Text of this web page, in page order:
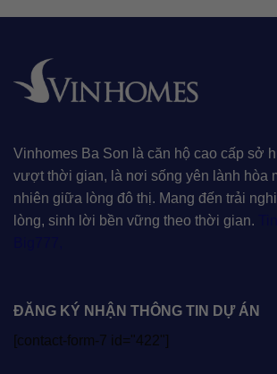
Vinhomes Ba Son là căn hộ cao cấp sở
vượt thời gian, là nơi sống yên lành hòa
nhiên giữa lòng đô thị. Mang đến trải
lòng, sinh lời bền vững theo thời gian.
ĐĂNG KÝ NHẬN THÔNG TIN DỰ ÁN
[contact-form-7 id="422"]